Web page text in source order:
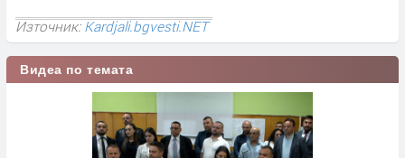
Източник:Kardjali.bgvesti.NET
Видеа по темата